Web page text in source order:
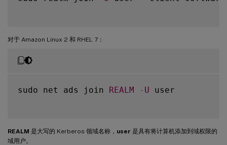
对于 Amazon Linux 2 和 RHEL 7：
sudo net ads join REALM - U user
REALM 是大写的 Kerberos 领域名称， user 是具有将计算机添加到域权限的
域用户。